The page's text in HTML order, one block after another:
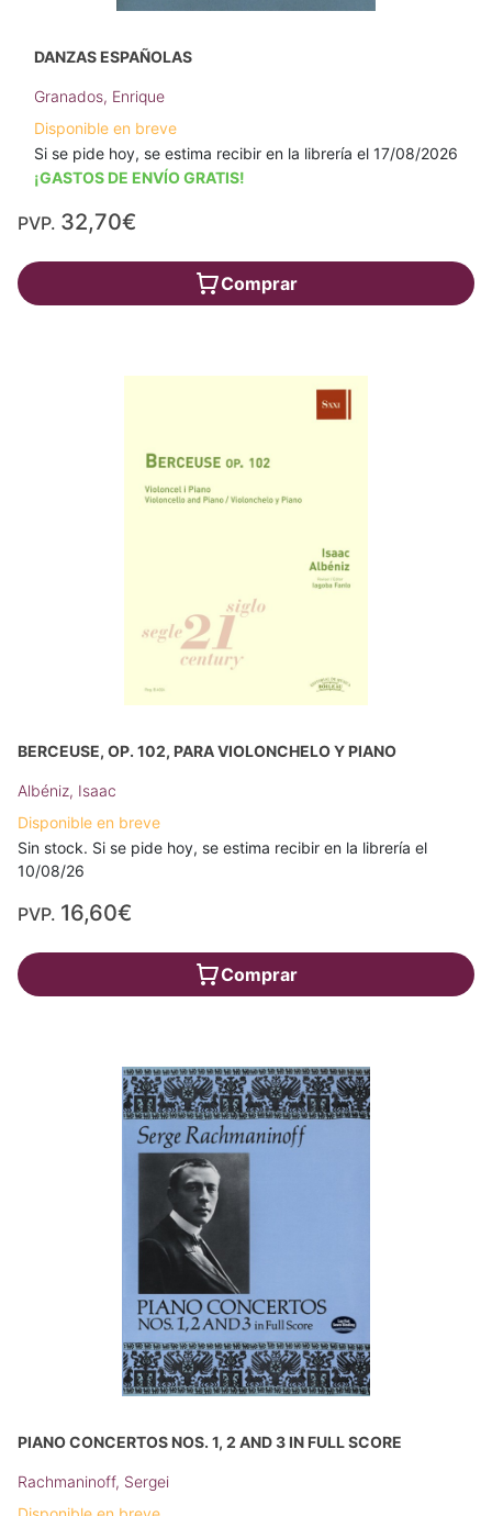
DANZAS ESPAÑOLAS
Granados, Enrique
Disponible en breve
Si se pide hoy, se estima recibir en la librería el 17/08/2026
¡GASTOS DE ENVÍO GRATIS!
PVP. 32,70€
Comprar
BERCEUSE, OP. 102, PARA VIOLONCHELO Y PIANO
Albéniz, Isaac
Disponible en breve
Sin stock. Si se pide hoy, se estima recibir en la librería el
10/08/26
PVP. 16,60€
Comprar
PIANO CONCERTOS NOS. 1, 2 AND 3 IN FULL SCORE
Rachmaninoff, Sergei